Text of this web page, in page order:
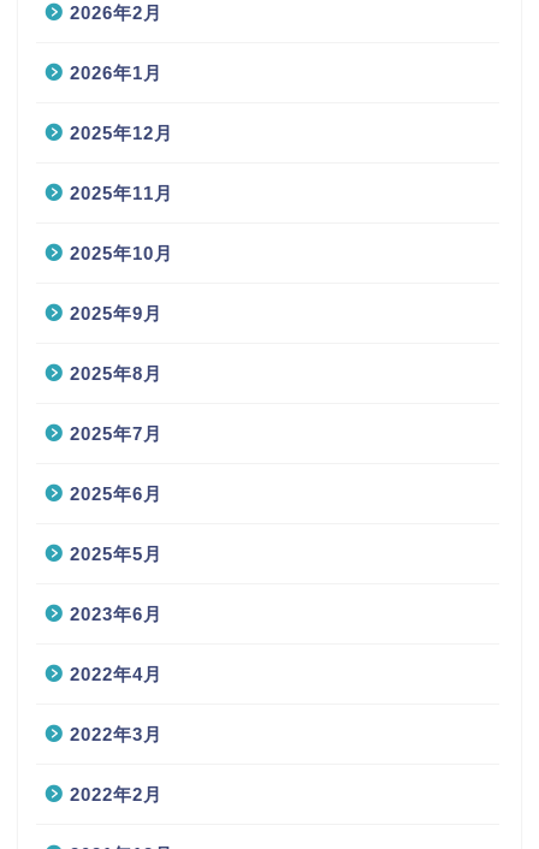
2026年2月
2026年1月
2025年12月
2025年11月
2025年10月
2025年9月
2025年8月
2025年7月
2025年6月
2025年5月
2023年6月
2022年4月
2022年3月
2022年2月